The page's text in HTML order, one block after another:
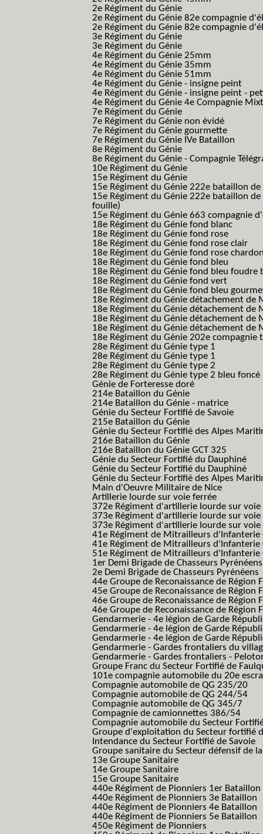
2e Régiment du Génie
2e Régiment du Génie 82e compagnie
2e Régiment du Génie 82e compagnie
3e Régiment du Génie
3e Régiment du Génie
4e Régiment du Génie 25mm
4e Régiment du Génie 35mm
4e Régiment du Génie 51mm
4e Régiment du Génie - insigne peint
4e Régiment du Génie - insigne peint -
4e Régiment du Génie 4e Compagnie
7e Régiment du Génie
7e Régiment du Génie non évidé
7e Régiment du Génie gourmette
7e Régiment du Génie IVe Bataillon
8e Régiment du Génie
8e Régiment du Génie - Compagnie
10e Régiment du Génie
15e Régiment du Génie
15e Régiment du Génie 222e bataillon
15e Régiment du Génie 222e bataillon
fouille)
15e Régiment du Génie 663 compagnie
18e Régiment du Génie fond blanc
18e Régiment du Génie fond rose
18e Régiment du Génie fond rose clair
18e Régiment du Génie fond rose
18e Régiment du Génie fond bleu
18e Régiment du Génie fond bleu foudre
18e Régiment du Génie fond vert
18e Régiment du Génie fond bleu
18e Régiment du Génie détachement de
18e Régiment du Génie détachement de
18e Régiment du Génie détachement de
18e Régiment du Génie détachement de
18e Régiment du Génie 202e compagnie
28e Régiment du Génie type 1
28e Régiment du Génie type 1
28e Régiment du Génie type 2
28e Régiment du Génie type 2 bleu foncé
Génie de Forteresse doré
214e Bataillon du Génie
214e Bataillon du Génie - matrice
Génie du Secteur Fortifié de Savoie
215e Bataillon du Génie
Génie du Secteur Fortifié des Alpes
216e Bataillon du Génie
216e Bataillon du Génie GCT 325
Génie du Secteur Fortifié du Dauphiné
Génie du Secteur Fortifié du Dauphiné
Génie du Secteur Fortifié des Alpes
Main d'Oeuvre Militaire de Nice
Artillerie lourde sur voie ferrée
372e Régiment d'artillerie lourde sur voie
373e Régiment d'artillerie lourde sur voie
373e Régiment d'artillerie lourde sur
41e Régiment de Mitrailleurs d'Infanterie
41e Régiment de Mitrailleurs d'Infanterie
51e Régiment de Mitrailleurs d'Infanterie
1er Demi Brigade de Chasseurs Pyrénéens
2e Demi Brigade de Chasseurs Pyrénéens
44e Groupe de Reconaissance de Région
45e Groupe de Reconaissance de Région
46e Groupe de Reconaissance de Région
46e Groupe de Reconaissance de
Gendarmerie - 4e légion de Garde
Gendarmerie - 4e légion de Garde
Gendarmerie - 4e légion de Garde
Gendarmerie - Gardes frontaliers du
Gendarmerie - Gardes frontaliers -
Groupe Franc du Secteur Fortifié de
101e compagnie automobile du 20e
Compagnie automobile de QG 235/20
Compagnie automobile de QG 244/54
Compagnie automobile de QG 345/7
Compagnie de camionnettes 386/54
Compagnie automobile du Secteur
Groupe d'exploitation du Secteur fortifié
Intendance du Secteur Fortifié de Savoie
Groupe sanitaire du Secteur défensif de
13e Groupe Sanitaire
14e Groupe Sanitaire
15e Groupe Sanitaire
440e Régiment de Pionniers 1er Bataillon
440e Régiment de Pionniers 3e Bataillon
440e Régiment de Pionniers 4e Bataillon
440e Régiment de Pionniers 5e Bataillon
450e Régiment de Pionniers